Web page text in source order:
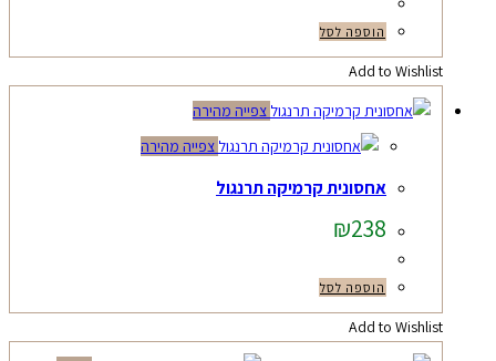
הוספה לסל
Add to Wishlist
צפייה מהירה
צפייה מהירה
אחסונית קרמיקה תרנגול
₪238
הוספה לסל
Add to Wishlist